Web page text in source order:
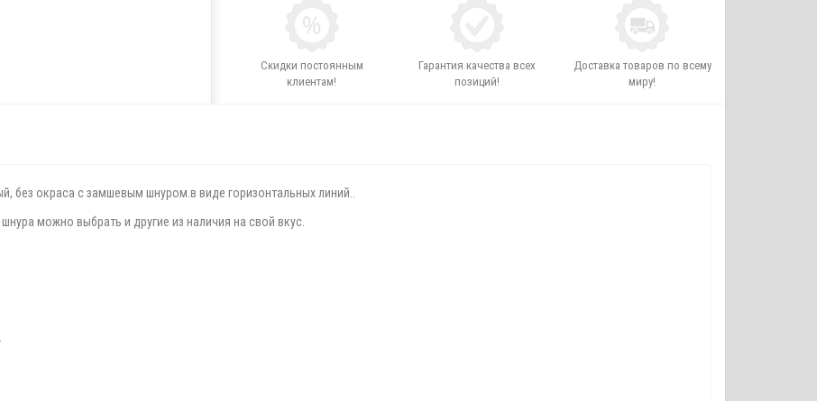
Скидки постоянным
клиентам!
Гарантия качества всех
позиций!
Доставка товаров по всему
миру!
без окраса с замшевым шнуром.в виде горизонтальных линий..
шнура можно выбрать и другие из наличия на свой вкус.